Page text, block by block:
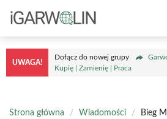
treści
UWAGA!
Dołącz do nowej grupy
Kupię | Zamienię | Praca
Strona główna / Wiadomości /
Bieg